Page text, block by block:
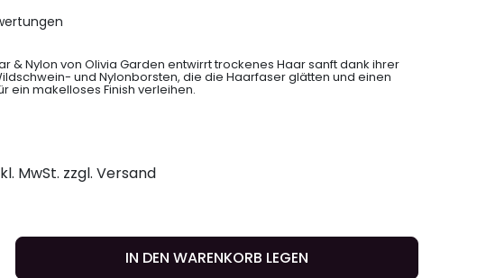
& Nylon von Olivia Garden entwirrt trockenes Haar sanft dank ihrer
und Nylonborsten, die die Haarfaser glätten und einen
ein makelloses Finish verleihen.
MwSt. zzgl. Versand
IN DEN WARENKORB LEGEN